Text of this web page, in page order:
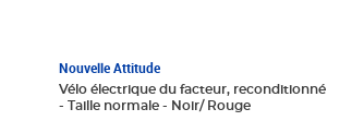
Nouvelle Attitude
Vélo électrique du facteur, reconditionné
- Taille normale - Noir/ Rouge